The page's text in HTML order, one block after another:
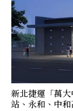
新北捷運「萬
站、永和、中